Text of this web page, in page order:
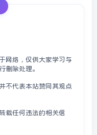
网络，仅供大家学习与
删除处理。
不代表本站赞同其观点
载任何违法的相关信